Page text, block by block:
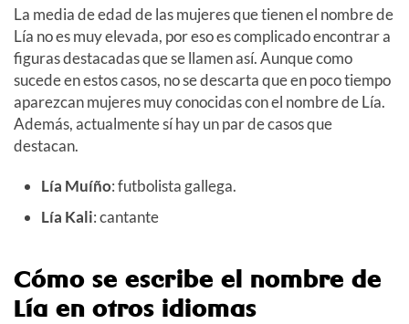
La media de edad de las mujeres que tienen el nombre de
Lía no es muy elevada, por eso es complicado encontrar a
figuras destacadas que se llamen así. Aunque como
sucede en estos casos, no se descarta que en poco tiempo
aparezcan mujeres muy conocidas con el nombre de Lía.
Además, actualmente sí hay un par de casos que
destacan.
Lía Muíño: futbolista gallega.
Lía Kali: cantante
Cómo se escribe el nombre de
Lía en otros idiomas